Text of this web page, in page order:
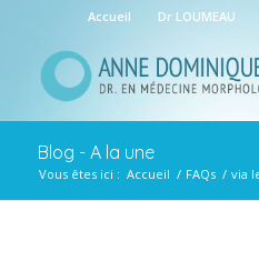
Accueil Dr LOUMEAU
Blog - A la une
Vous êtes ici : Accueil / FAQs / via